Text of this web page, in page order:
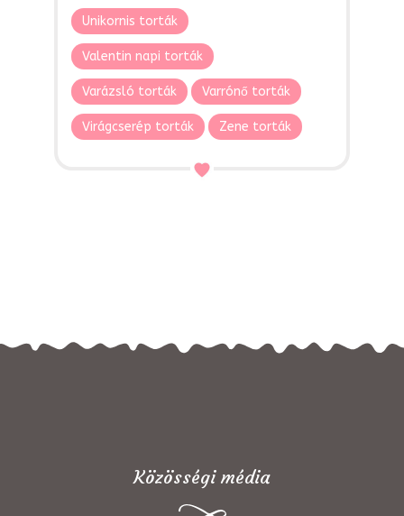
Unikornis torták
Valentin napi torták
Varázsló torták Varrónő torták
Virágcserép torták Zene torták
Közösségi média